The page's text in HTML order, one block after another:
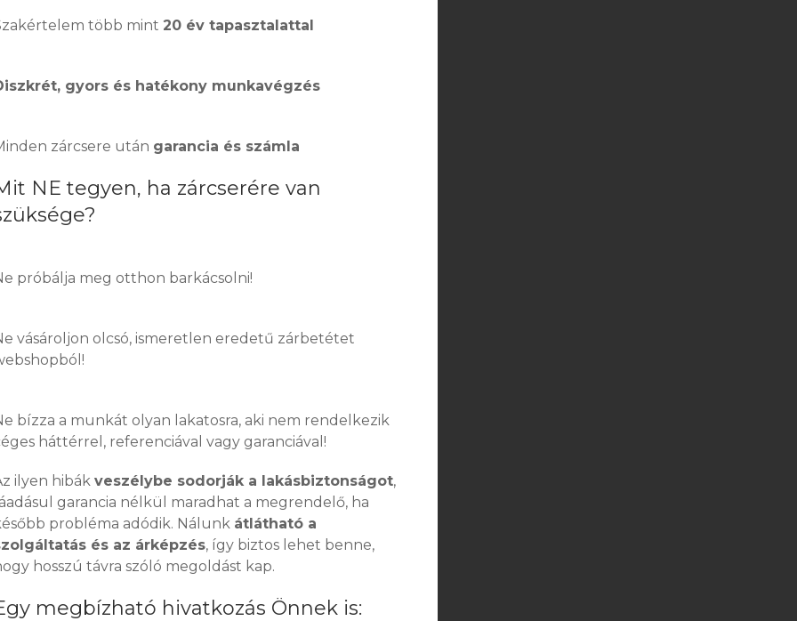
több mint 20 év tapasztalattal
gyors és hatékony munkavégzés
zárcsere után garancia és számla
NE tegyen, ha zárcserére van
próbálja meg otthon barkácsolni!
vásároljon olcsó, ismeretlen eredetű zárbetétet
bízza a munkát olyan lakatosra, aki nem rendelkezik
háttérrel, referenciával vagy garanciával!
ilyen hibák veszélybe sodorják a lakásbiztonságot,
garancia nélkül maradhat a megrendelő, ha
probléma adódik. Nálunk átlátható a
és az árképzés, így biztos lehet benne,
hosszú távra szóló megoldást kap.
megbízható hivatkozás Önnek is: